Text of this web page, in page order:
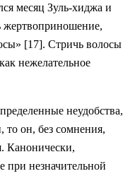
месяц Зуль-хиджа и
жертвоприношение,
[17]. Стричь волосы
нежелательное
неудобства,
то он, без сомнения,
Канонически,
при незначительной